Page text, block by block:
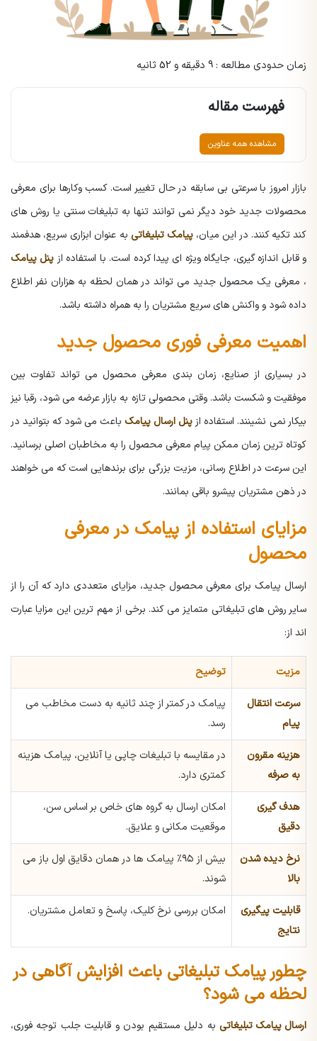
زمان حدودی مطالعه : 9 دقیقه و 52 ثانیه
فهرست مقاله
مشاهده همه عناوین
بازار امروز با سرعتی بی سابقه در حال تغییر است. کسب وکارها برای معرفی
محصولات جدید خود دیگر نمی توانند تنها به تبلیغات سنتی یا روش های
کند تکیه کنند. در این میان، پیامک تبلیغاتیبه عنوان ابزاری سریع، هدفمند
و قابل اندازه گیری، جایگاه ویژه ای پیدا کرده است. با استفاده از پنل پیامک
، معرفی یک محصول جدید می تواند در همان لحظه به هزاران نفر اطلاع
داده شود و واکنش های سریع مشتریان را به همراه داشته باشد.
اهمیت معرفی فوری محصول جدید
در بسیاری از صنایع، زمان بندی معرفی محصول می تواند تفاوت بین
موفقیت و شکست باشد. وقتی محصولی تازه به بازار عرضه می شود، رقبا نیز
بیکار نمی نشینند. استفاده ازپنل ارسال پیامک باعث می شود که بتوانید در
کوتاه ترین زمان ممکن پیام معرفی محصول را به مخاطبان اصلی برسانید.
این سرعت در اطلاع رسانی، مزیت بزرگی برای برندهایی است که می خواهند
در ذهن مشتریان پیشرو باقی بمانند.
مزایای استفاده از پیامک در معرفی
محصول
ارسال پیامک برای معرفی محصول جدید، مزایای متعددی دارد که آن را از
سایر روش های تبلیغاتی متمایز می کند. برخی از مهم ترین این مزایا عبارت
اند از:
مزیت توضیح
سرعت انتقال
پیام
پیامک در کمتر از چند ثانیه به دست مخاطب می
رسد.
هزینه مقرون
به صرفه
در مقایسه با تبلیغات چاپی یا آنلاین، پیامک هزینه
کمتری دارد.
هدف گیری
دقیق
امکان ارسال به گروه های خاص بر اساس سن،
موقعیت مکانی و علایق.
نرخ دیده شدن
بالا
بیش از ۹۵٪ پیامک ها در همان دقایق اول باز می
شوند.
قابلیت پیگیری
نتایج
امکان بررسی نرخ کلیک، پاسخ و تعامل مشتریان.
چطور پیامک تبلیغاتی باعث افزایش آگاهی در
لحظه می شود؟
ارسال پیامک تبلیغاتی به دلیل مستقیم بودن و قابلیت جلب توجه فوری،